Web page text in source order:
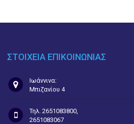
ΣΤΟΙΧΕΙΑ ΕΠΙΚΟΙΝΩΝΙΑΣ
Ιωάννινα:
Μπιζανίου 4
Τηλ. 2651083800,
2651083067